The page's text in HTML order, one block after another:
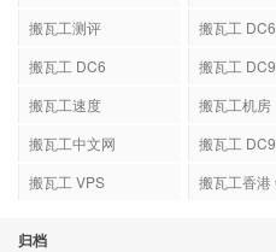
搬瓦工测评
搬瓦工
搬瓦工 DC6
搬瓦工
搬瓦工速度
搬瓦工机房
搬瓦工中文网
搬瓦工 DC9
搬瓦工 VPS
搬瓦工香港
归档